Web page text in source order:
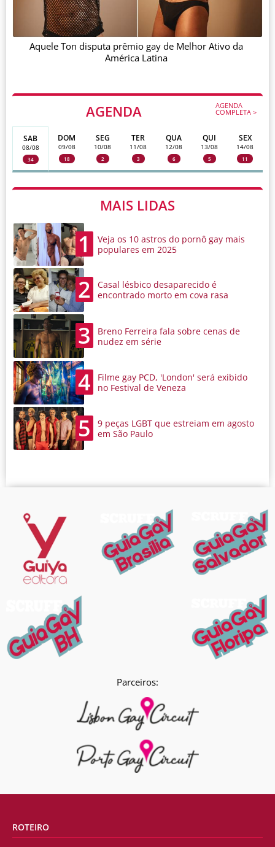
AGENDA AGENDA
COMPLETA >
SAB
08/08
34
DOM
09/08
18
SEG
10/08
2
TER
11/08
3
QUA
12/08
6
QUI
13/08
5
SEX
14/08
11
MAIS LIDAS
1
Veja os 10 astros do pornô gay mais
populares em 2025
2
Casal lésbico desaparecido é
encontrado morto em cova rasa
3
Breno Ferreira fala sobre cenas de
nudez em série
4
Filme gay PCD, 'London' será exibido
no Festival de Veneza
5
9 peças LGBT que estreiam em agosto
em São Paulo
Aquele Ton disputa prêmio gay de Melhor Ativo da
América Latina
Parceiros:
ROTEIRO